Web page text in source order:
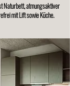
Naturbett, atmungsaktiver
mit Lift sowie Küche.